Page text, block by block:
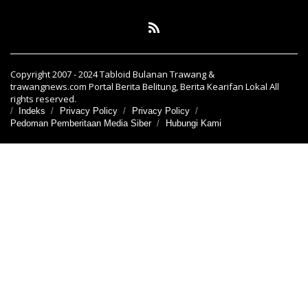
Copyright 2007 - 2024 Tabloid Bulanan Trawang &
trawangnews.com Portal Berita Belitung, Berita Kearifan Lokal All
rights reserved.
Indeks Privacy Policy
Privacy Policy
Pedoman Pemberitaan Media Siber
Hubungi Kami